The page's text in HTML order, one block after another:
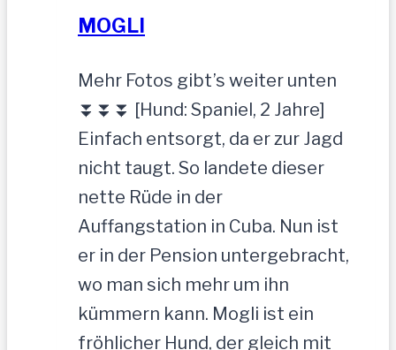
MOGLI
Mehr Fotos gibt’s weiter unten
⏬⏬⏬ [Hund: Spaniel, 2 Jahre]
Einfach entsorgt, da er zur Jagd
nicht taugt. So landete dieser
nette Rüde in der
Auffangstation in Cuba. Nun ist
er in der Pension untergebracht,
wo man sich mehr um ihn
kümmern kann. Mogli ist ein
fröhlicher Hund, der gleich mit